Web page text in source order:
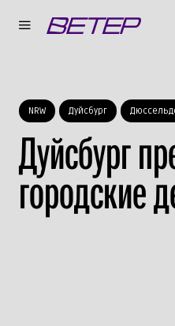
NRW Дуйсбург
Дуйсбург
городские